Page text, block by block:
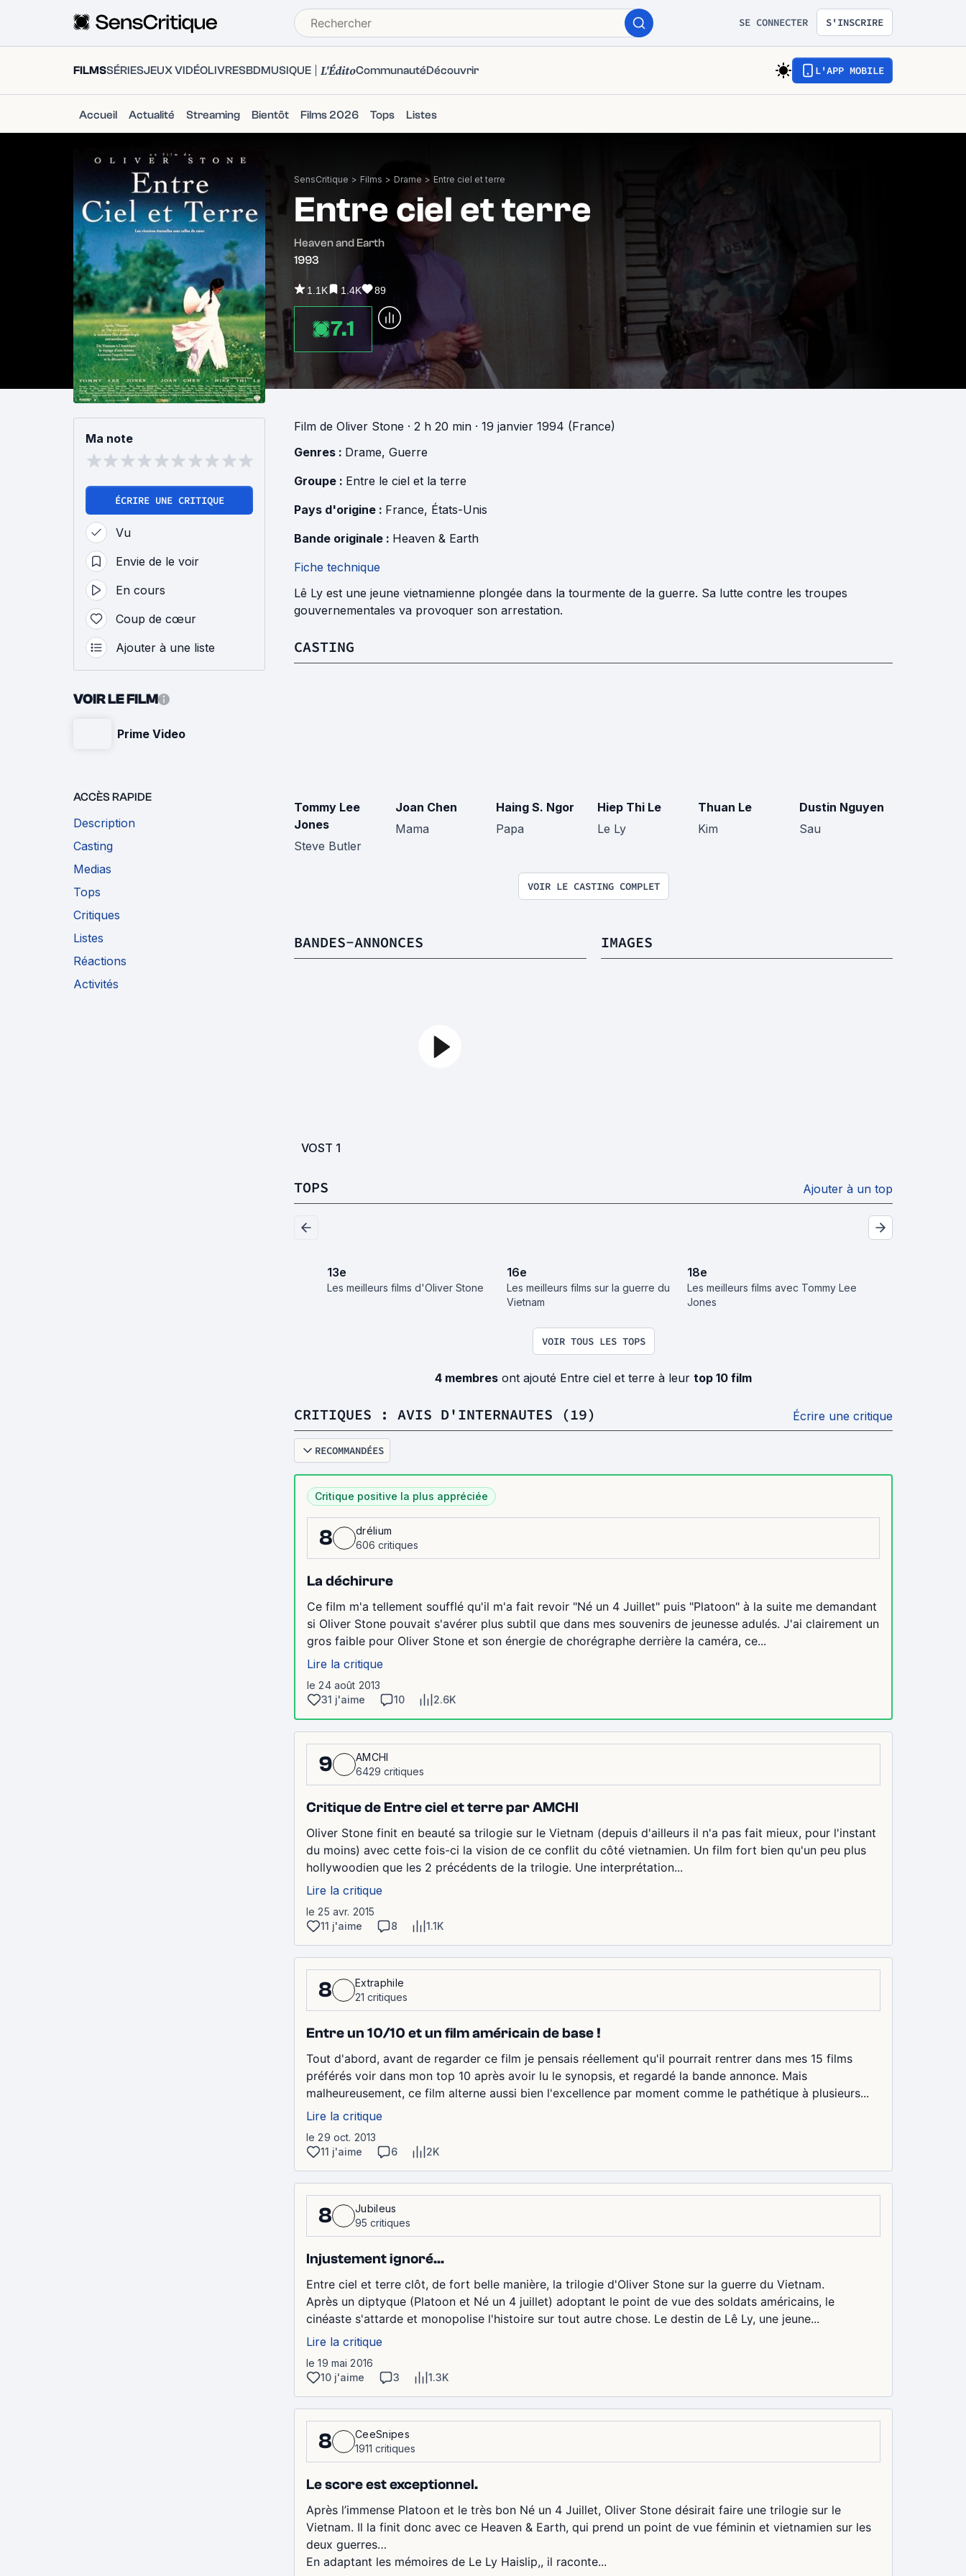
SE CONNECTER S'INSCRIRE
FILMSSÉRIESJEUX VIDÉOLIVRESBDMUSIQUE L'ÉditoCommunautéDécouvrir L'APP MOBILE
Accueil Actualité Streaming Bientôt Films 2026 Tops Listes
SensCritique > Films > Drame > Entre ciel et terre
Entre ciel et terre
Heaven and Earth
1993
1.1K 1.4K 89
7.1
Ma note
ÉCRIRE UNE CRITIQUE
Vu
Envie de le voir
En cours
Coup de cœur
Ajouter à une liste
VOIR LE FILM
Prime Video
ACCÈS RAPIDE
Description
Casting
Medias
Tops
Critiques
Listes
Réactions
Activités
Film de Oliver Stone · 2 h 20 min · 19 janvier 1994 (France)
Genres : Drame, Guerre
Groupe : Entre le ciel et la terre
Pays d'origine : France, États-Unis
Bande originale : Heaven & Earth
Fiche technique
Lê Ly est une jeune vietnamienne plongée dans la tourmente de la guerre. Sa lutte contre les troupes
gouvernementales va provoquer son arrestation.
CASTING
Tommy Lee
Jones
Steve Butler
Joan Chen
Mama
Haing S. Ngor
Papa
Hiep Thi Le
Le Ly
Thuan Le
Kim
Dustin Nguyen
Sau
VOIR LE CASTING COMPLET
BANDES-ANNONCES
VOST 1
IMAGES
TOPS Ajouter à un top
13e
Les meilleurs films d'Oliver Stone
16e
Les meilleurs films sur la guerre du
Vietnam
18e
Les meilleurs films avec Tommy Lee
Jones
VOIR TOUS LES TOPS
4 membres ont ajouté Entre ciel et terre à leur top 10 film
CRITIQUES : AVIS D'INTERNAUTES (19) Écrire une critique
RECOMMANDÉES
Critique positive la plus appréciée
8
drélium
606 critiques
La déchirure
Ce film m'a tellement soufflé qu'il m'a fait revoir "Né un 4 Juillet" puis "Platoon" à la suite me demandant
si Oliver Stone pouvait s'avérer plus subtil que dans mes souvenirs de jeunesse adulés. J'ai clairement un
gros faible pour Oliver Stone et son énergie de chorégraphe derrière la caméra, ce...
Lire la critique
le 24 août 2013
31 j'aime
10 2.6K
9
AMCHI
6429 critiques
Critique de Entre ciel et terre par AMCHI
Oliver Stone finit en beauté sa trilogie sur le Vietnam (depuis d'ailleurs il n'a pas fait mieux, pour l'instant
du moins) avec cette fois-ci la vision de ce conflit du côté vietnamien. Un film fort bien qu'un peu plus
hollywoodien que les 2 précédents de la trilogie. Une interprétation...
Lire la critique
le 25 avr. 2015
11 j'aime
8 1.1K
8
Extraphile
21 critiques
Entre un 10/10 et un film américain de base !
Tout d'abord, avant de regarder ce film je pensais réellement qu'il pourrait rentrer dans mes 15 films
préférés voir dans mon top 10 après avoir lu le synopsis, et regardé la bande annonce. Mais
malheureusement, ce film alterne aussi bien l'excellence par moment comme le pathétique à plusieurs...
Lire la critique
le 29 oct. 2013
11 j'aime
6 2K
8
Jubileus
95 critiques
Injustement ignoré...
Entre ciel et terre clôt, de fort belle manière, la trilogie d'Oliver Stone sur la guerre du Vietnam.
Après un diptyque (Platoon et Né un 4 juillet) adoptant le point de vue des soldats américains, le
cinéaste s'attarde et monopolise l'histoire sur tout autre chose. Le destin de Lê Ly, une jeune...
Lire la critique
le 19 mai 2016
10 j'aime
3 1.3K
8
CeeSnipes
1911 critiques
Le score est exceptionnel.
Après l’immense Platoon et le très bon Né un 4 Juillet, Oliver Stone désirait faire une trilogie sur le
Vietnam. Il la finit donc avec ce Heaven & Earth, qui prend un point de vue féminin et vietnamien sur les
deux guerres…
En adaptant les mémoires de Le Ly Haislip,, il raconte...